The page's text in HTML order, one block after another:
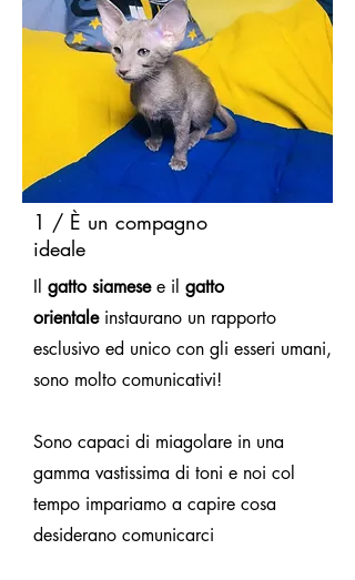
1 / È un compagno
ideale
Il gatto siamesee il gatto
orientaleinstaurano un rapporto
esclusivo ed unico con gli esseri umani,
sono molto comunicativi!
Sono capaci di miagolare in una
gamma vastissima di toni e noi col
tempo impariamo a capire cosa
desiderano comunicarci